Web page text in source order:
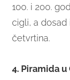
100. i 200.
cigli, a dosad
četvrtina.
4. Piramida